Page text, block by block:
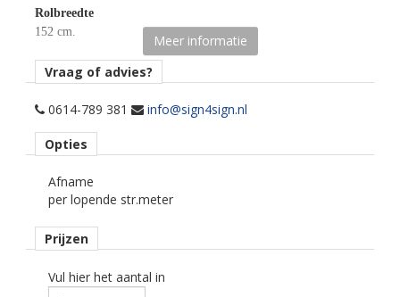
Rolbreedte
152 cm.
Afname
per losse strekkende meter.
carwrapfolie.
kenmerk belijming
semi-permanent, transparant, solvent.
Ondergrond
Meer informatie
Vraag of advies?
0614-789 381 info@sign4sign.nl
Opties
Afname
per lopende str.meter
Prijzen
Vul hier het aantal in